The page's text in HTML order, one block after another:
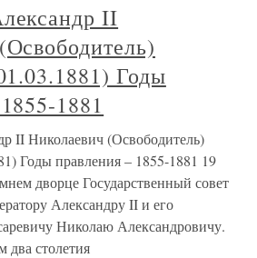
II
Годы
1881
II Николаевич (Освободитель)
Годы правления – 1855-1881 19
дворце Государственный совет
Александру II и его
Николаю Александровичу.
два столетия